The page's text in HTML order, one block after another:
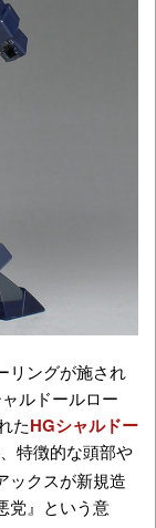
リングが施され
ルドールロー
たHGシャルドー
特徴的な頭部や
ックスが新規造
党』という意